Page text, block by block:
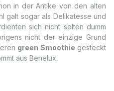
in der Antike von den alten
galt sogar als Delikatesse und
sich nicht selten dumm
nicht der einzige Grund
green Smoothie gesteckt
aus Benelux.